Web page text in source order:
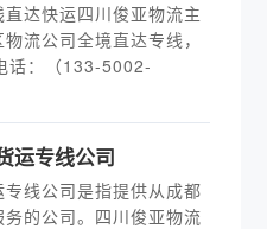
达快运四川俊亚物流主
流公司全境直达专线，
话：（133-5002-
运专线公司
线公司是指提供从成都
的公司。四川俊亚物流